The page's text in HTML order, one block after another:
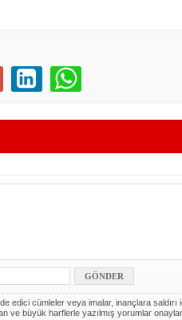
edici cümleler veya imalar, inançlara saldırı
ve büyük harflerle yazılmış yorumlar